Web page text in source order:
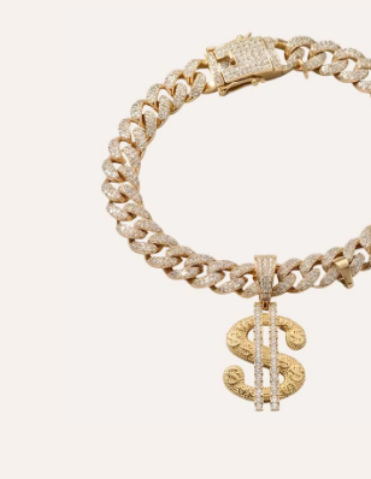
НОВИНКИ
АКЦІЇ
Програма лояльності
Про Нас
Оптовим клієнтам
Контакти
+380 (95) 095-00-05